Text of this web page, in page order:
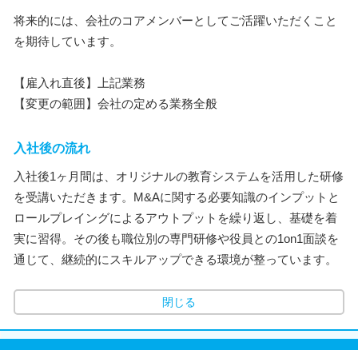
将来的には、会社のコアメンバーとしてご活躍いただくこと
を期待しています。
【雇入れ直後】上記業務
【変更の範囲】会社の定める業務全般
入社後の流れ
入社後1ヶ月間は、オリジナルの教育システムを活用した研修
を受講いただきます。M&Aに関する必要知識のインプットと
ロールプレイングによるアウトプットを繰り返し、基礎を着
実に習得。その後も職位別の専門研修や役員との1on1面談を
通じて、継続的にスキルアップできる環境が整っています。
閉じる